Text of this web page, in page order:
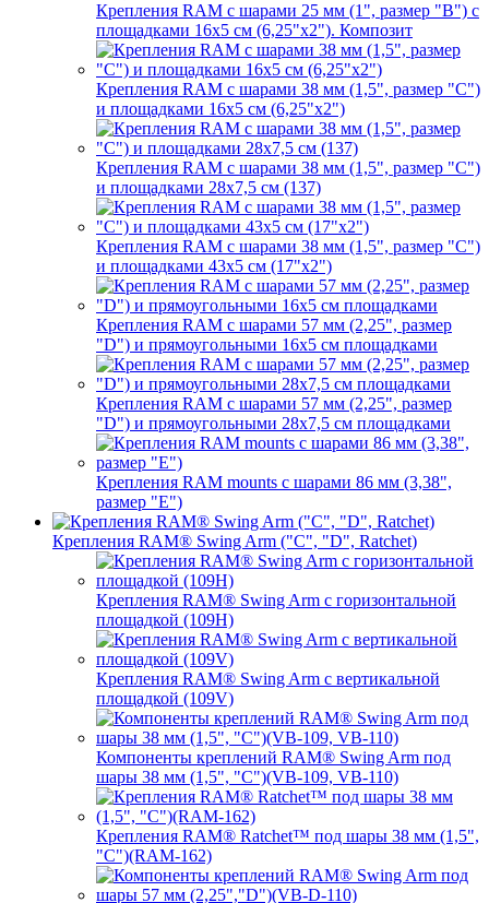
Крепления RAM с шарами 25 мм (1", размер "B") с
площадками 16х5 см (6,25"х2"). Композит
Крепления RAM с шарами 38 мм (1,5", размер "C")
и площадками 16х5 см (6,25"х2")
Крепления RAM с шарами 38 мм (1,5", размер "C")
и площадками 28х7,5 см (137)
Крепления RAM с шарами 38 мм (1,5", размер "C")
и площадками 43х5 см (17"х2")
Крепления RAM с шарами 57 мм (2,25", размер
"D") и прямоугольными 16х5 см площадками
Крепления RAM с шарами 57 мм (2,25", размер
"D") и прямоугольными 28х7,5 см площадками
Крепления RAM mounts с шарами 86 мм (3,38",
размер "E")
Крепления RAM® Swing Arm ("C", "D", Ratchet)
Крепления RAM® Swing Arm с горизонтальной
площадкой (109H)
Крепления RAM® Swing Arm с вертикальной
площадкой (109V)
Компоненты креплений RAM® Swing Arm под
шары 38 мм (1,5", "C")(VB-109, VB-110)
Крепления RAM® Ratchet™ под шары 38 мм (1,5",
"C")(RAM-162)